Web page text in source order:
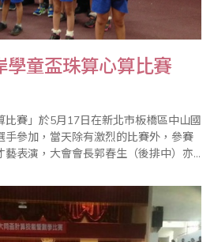
童盃珠算心算比賽
比賽」於5月17日在新北市板橋區中山國
手參加，當天除有激烈的比賽外，參賽
表演，大會會長郭春生（後排中）亦